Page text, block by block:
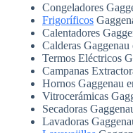
Congeladores
Frigoríficos
Calentadores
Calderas Gaggenau
Termos Eléctricos
Campanas
Hornos Gaggenau
Vitrocerámicas
Secadoras
Lavadoras